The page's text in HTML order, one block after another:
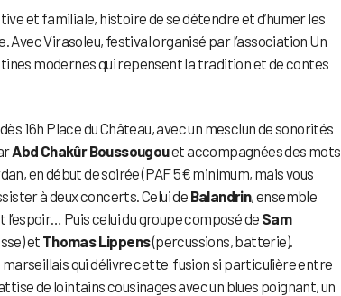
et familiale, histoire de se détendre et d’humer les
Avec Virasoleu, festival organisé par l’association Un
modernes qui repensent la tradition et de contes
16h Place du Château, avec un mesclun de sonorités
Abd Chakûr Boussougouet accompagnées des mots
en début de soirée (PAF 5€ minimum, mais vous
à deux concerts. Celui de Balandrin, ensemble
l’espoir… Puis celui du groupe composé deSam
et Thomas Lippens(percussions, batterie).
marseillais qui délivre cette fusion si particulière entre
de lointains cousinages avec un blues poignant, un